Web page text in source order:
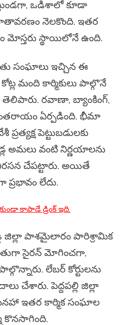
ఒడిశాలో కూడా
నెలకొంది. ఇతర
మోస్తరు స్థాయిలోనే ఉంది.
సంఘాలు ఇచ్చిన ఈ
మంది కార్మికులు పాల్గొనే
రవాణా, బ్యాంకింగ్,
ఏర్పడింది. భీమా
పెట్టుబడులకు
అమలు వంటి నిర్ణయాలను
నిరసన చేపట్టారు. అయితే
ప్రభావం లేదు.
కాపాడే డ్రింక్ ఇది.
జిల్లా పాశమైలారం పారిశ్రామిక
సైరన్ మోగించగా,
లేబర్ కోర్టులను
చేశారు. పెద్దపల్లి జిల్లా
ఇతర కార్మిక సంఘాల
కొనసాగింది.